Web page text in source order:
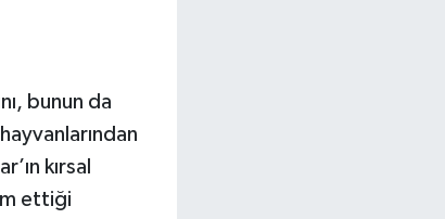
bunun da
kırsal
ettiği